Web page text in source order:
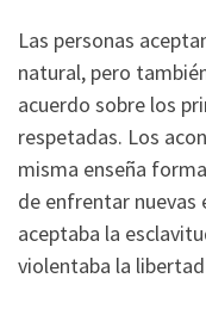
Las personas
natural, pero
acuerdo sobre los
respetadas. Los
misma enseña
de enfrentar nuevas
aceptaba la
violentaba la